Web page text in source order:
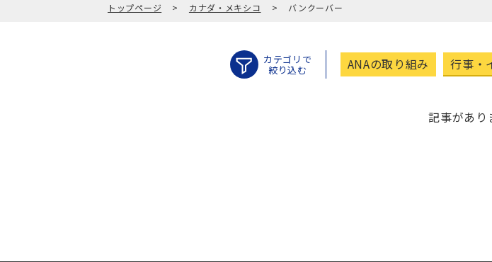
トップページ カナダ・メキシコ バンクーバー
カテゴリで
絞り込む ANAの取り組み 行事・
記事があり